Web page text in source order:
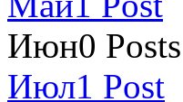
Июн0 Posts
Июл1 Post